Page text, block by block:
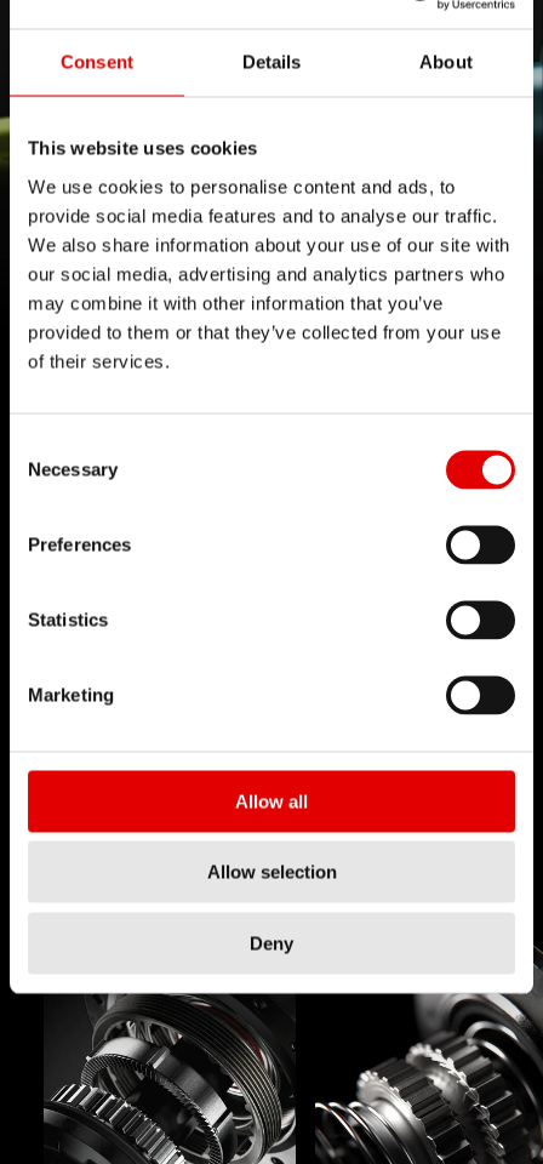
Consent Details About
This website uses cookies
We use cookies to personalise content and ads, to
provide social media features and to analyse our traffic.
We also share information about your use of our site with
our social media, advertising and analytics partners who
may combine it with other information that you’ve
provided to them or that they’ve collected from your use
of their services.
Necessary
Preferences
Statistics
Marketing
Allow all
Allow selection
Deny
DARE TO DAZZLE
Nuovi mozzi in edizione limitata 350 DEG e cerchi
da MTB PURE Carbon
continua ricerca delle soluzioni più sofisticate
continua e ricerca della perfezione: è questa
l'idea che sta alla base del lavoro dei tecnici e
degli ingegneri di DT Swiss.